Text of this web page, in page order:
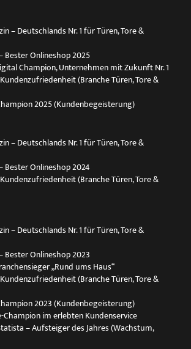
– Deutschlands Nr. 1 für Türen, Tore &
Bester Onlineshop 2025
Champion, Unternehmen mit Zukunft Nr. 1
Kundenzufriedenheit (Branche Türen, Tore &
2025 (Kundenbegeisterung)
– Deutschlands Nr. 1 für Türen, Tore &
Bester Onlineshop 2024
Kundenzufriedenheit (Branche Türen, Tore &
– Deutschlands Nr. 1 für Türen, Tore &
Bester Onlineshop 2023
„Rund ums Haus“
Kundenzufriedenheit (Branche Türen, Tore &
2023 (Kundenbegeisterung)
Champion im erlebten Kundenservice
– Aufsteiger des Jahres (Wachstum,